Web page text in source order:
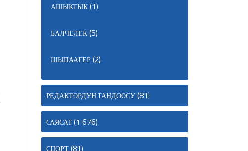
АШЫКТЫК(1)
БАЛЧЕЛЕК(5)
ШЫПААГЕР(2)
РЕДАКТОРДУН ТАНДООСУ(81)
САЯСАТ(1 676)
СПОРТ(81)